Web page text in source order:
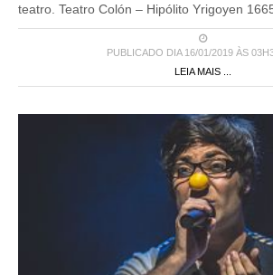
teatro. Teatro Colón – Hipólito Yrigoyen
PUBLICADO DIA 16/01/2019 ÀS
LEIA MAIS ...